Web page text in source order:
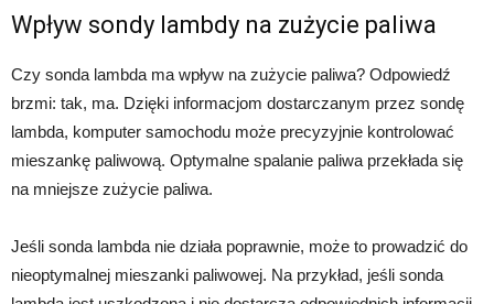
Wpływ sondy lambdy na zużycie paliwa
Czy sonda lambda ma wpływ na zużycie paliwa? Odpowiedź
brzmi: tak, ma. Dzięki informacjom dostarczanym przez sondę
lambda, komputer samochodu może precyzyjnie kontrolować
mieszankę paliwową. Optymalne spalanie paliwa przekłada się
na mniejsze zużycie paliwa.
Jeśli sonda lambda nie działa poprawnie, może to prowadzić do
nieoptymalnej mieszanki paliwowej. Na przykład, jeśli sonda